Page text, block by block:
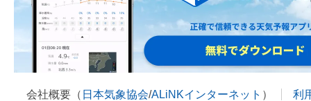
会社概要（ 日本気象協会/ALiNKインターネット ） 利